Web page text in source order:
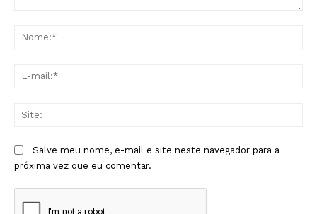
Salve meu nome, e-mail e site neste navegador para a
próxima vez que eu comentar.